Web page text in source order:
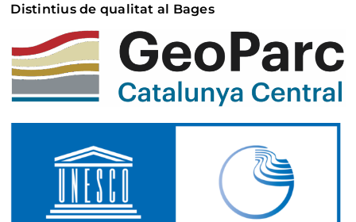
Distintius de qualitat al Bages